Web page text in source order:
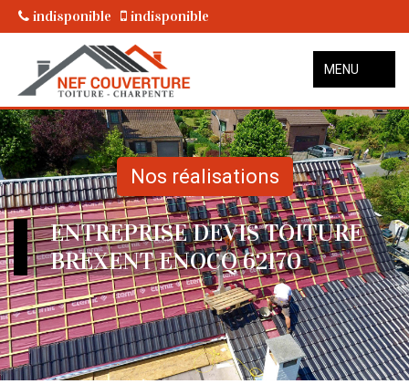
indisponible indisponible
MENU
Nos réalisations
ENTREPRISE DEVIS TOITURE
BREXENT ENOCQ 62170